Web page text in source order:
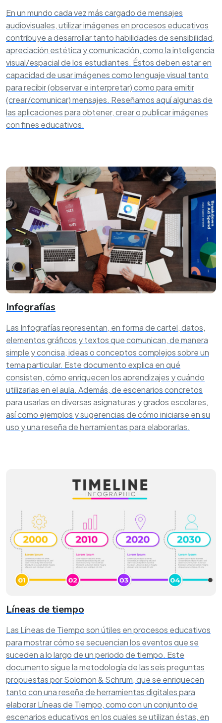
En un mundo cada vez más cargado de mensajes
audiovisuales, utilizar imágenes en procesos educativos
contribuye a desarrollar tanto habilidades de sensibilidad,
apreciación estética y comunicación, como la inteligencia
visual/espacial de los estudiantes. Éstos deben estar en
capacidad de usar imágenes como lenguaje visual tanto
para recibir (observar e interpretar) como para emitir
(crear/comunicar) mensajes. Reseñamos aquí algunas de
las aplicaciones para obtener, crear o publicar imágenes
con fines educativos.
Infografías
Las Infografías representan, en forma de cartel, datos,
elementos gráficos y textos que comunican, de manera
simple y concisa, ideas o conceptos complejos sobre un
tema particular. Este documento explica en qué
consisten, cómo enriquecen los aprendizajes y cuándo
utilizarlas en el aula. Además, de escenarios concretos
para usarlas en diversas asignaturas y grados escolares,
así como ejemplos y sugerencias de cómo iniciarse en su
uso y una reseña de herramientas para elaborarlas.
Líneas de tiempo
Las Líneas de Tiempo son útiles en procesos educativos
para mostrar cómo se secuencian los eventos que se
suceden a lo largo de un periodo de tiempo. Este
documento sigue la metodología de las seis preguntas
propuestas por Solomon & Schrum, que se enriquecen
tanto con una reseña de herramientas digitales para
elaborar Líneas de Tiempo, como con un conjunto de
escenarios educativos en los cuales se utilizan éstas, en